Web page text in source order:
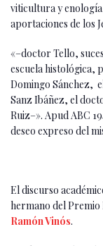
viticultura y
aportaciones de los
«–doctor Tello,
escuela histológica,
Domingo Sánchez,
Sanz Ibáñez, el
Ruiz–». Apud ABC
deseo expreso del
El discurso
hermano del
Ramón Vinós.